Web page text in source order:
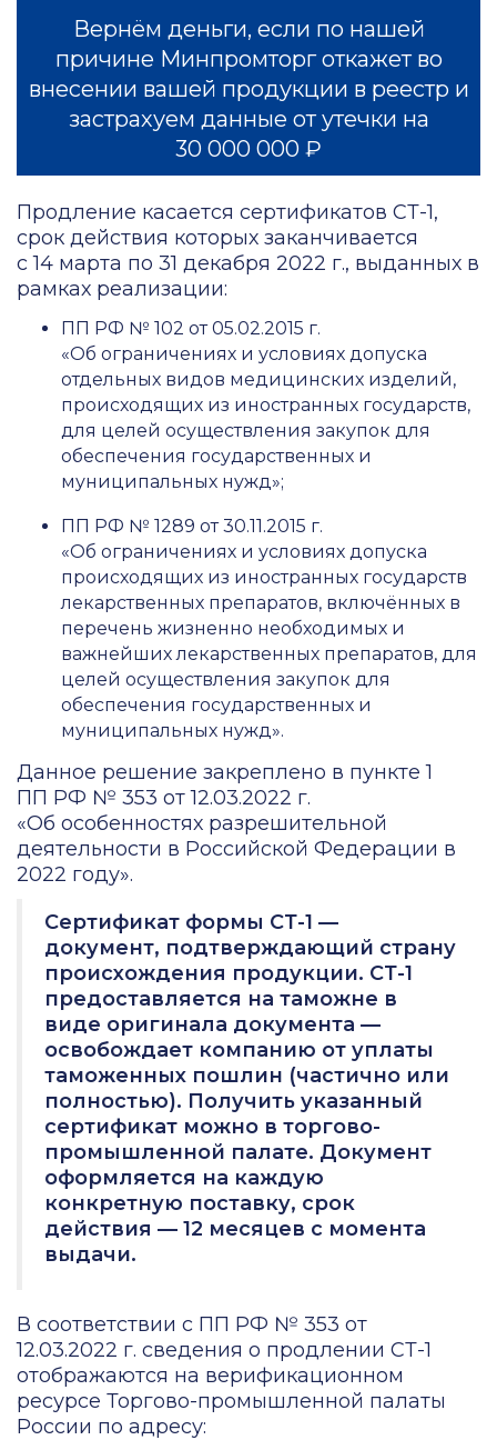
Вернём деньги, если по нашей
причине Минпромторг откажет во
внесении вашей продукции в реестр и
застрахуем данные от утечки на
30 000 000 ₽
Продление касается сертификатов СТ-1,
срок действия которых заканчивается
с 14 марта по 31 декабря 2022 г., выданных в
рамках реализации:
ПП РФ № 102 от 05.02.2015 г.
«Об ограничениях и условиях допуска
отдельных видов медицинских изделий,
происходящих из иностранных государств,
для целей осуществления закупок для
обеспечения государственных и
муниципальных нужд»;
ПП РФ № 1289 от 30.11.2015 г.
«Об ограничениях и условиях допуска
происходящих из иностранных государств
лекарственных препаратов, включённых в
перечень жизненно необходимых и
важнейших лекарственных препаратов, для
целей осуществления закупок для
обеспечения государственных и
муниципальных нужд».
Данное решение закреплено в пункте 1
ПП РФ № 353 от 12.03.2022 г.
«Об особенностях разрешительной
деятельности в Российской Федерации в
2022 году».
Сертификат формы СТ-1 —
документ, подтверждающий страну
происхождения продукции. СТ-1
предоставляется на таможне в
виде оригинала документа —
освобождает компанию от уплаты
таможенных пошлин (частично или
полностью). Получить указанный
сертификат можно в торгово-
промышленной палате. Документ
оформляется на каждую
конкретную поставку, срок
действия — 12 месяцев с момента
выдачи.
В соответствии с ПП РФ № 353 от
12.03.2022 г. сведения о продлении СТ-1
отображаются на верификационном
ресурсе Торгово-промышленной палаты
России по адресу: